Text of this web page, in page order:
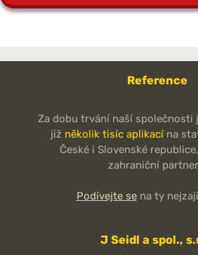
Reference
Za dobu trvání naší společnosti
již několik tisíc aplikací na
České i Slovenské
zahraniční
Podívejte sena ty
J Seidl a spol.,